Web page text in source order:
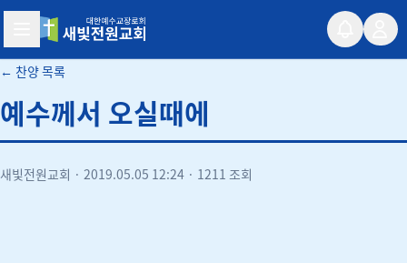
새빛전원교회
← 찬양 목록
예수께서 오실때에
새빛전원교회 · 2019.05.05 12:24 · 1211 조회